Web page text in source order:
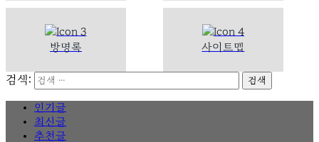
방명록 사이트맵
검색:
인기글
최신글
추천글